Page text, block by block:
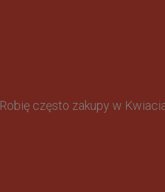
Robię często zakupy w